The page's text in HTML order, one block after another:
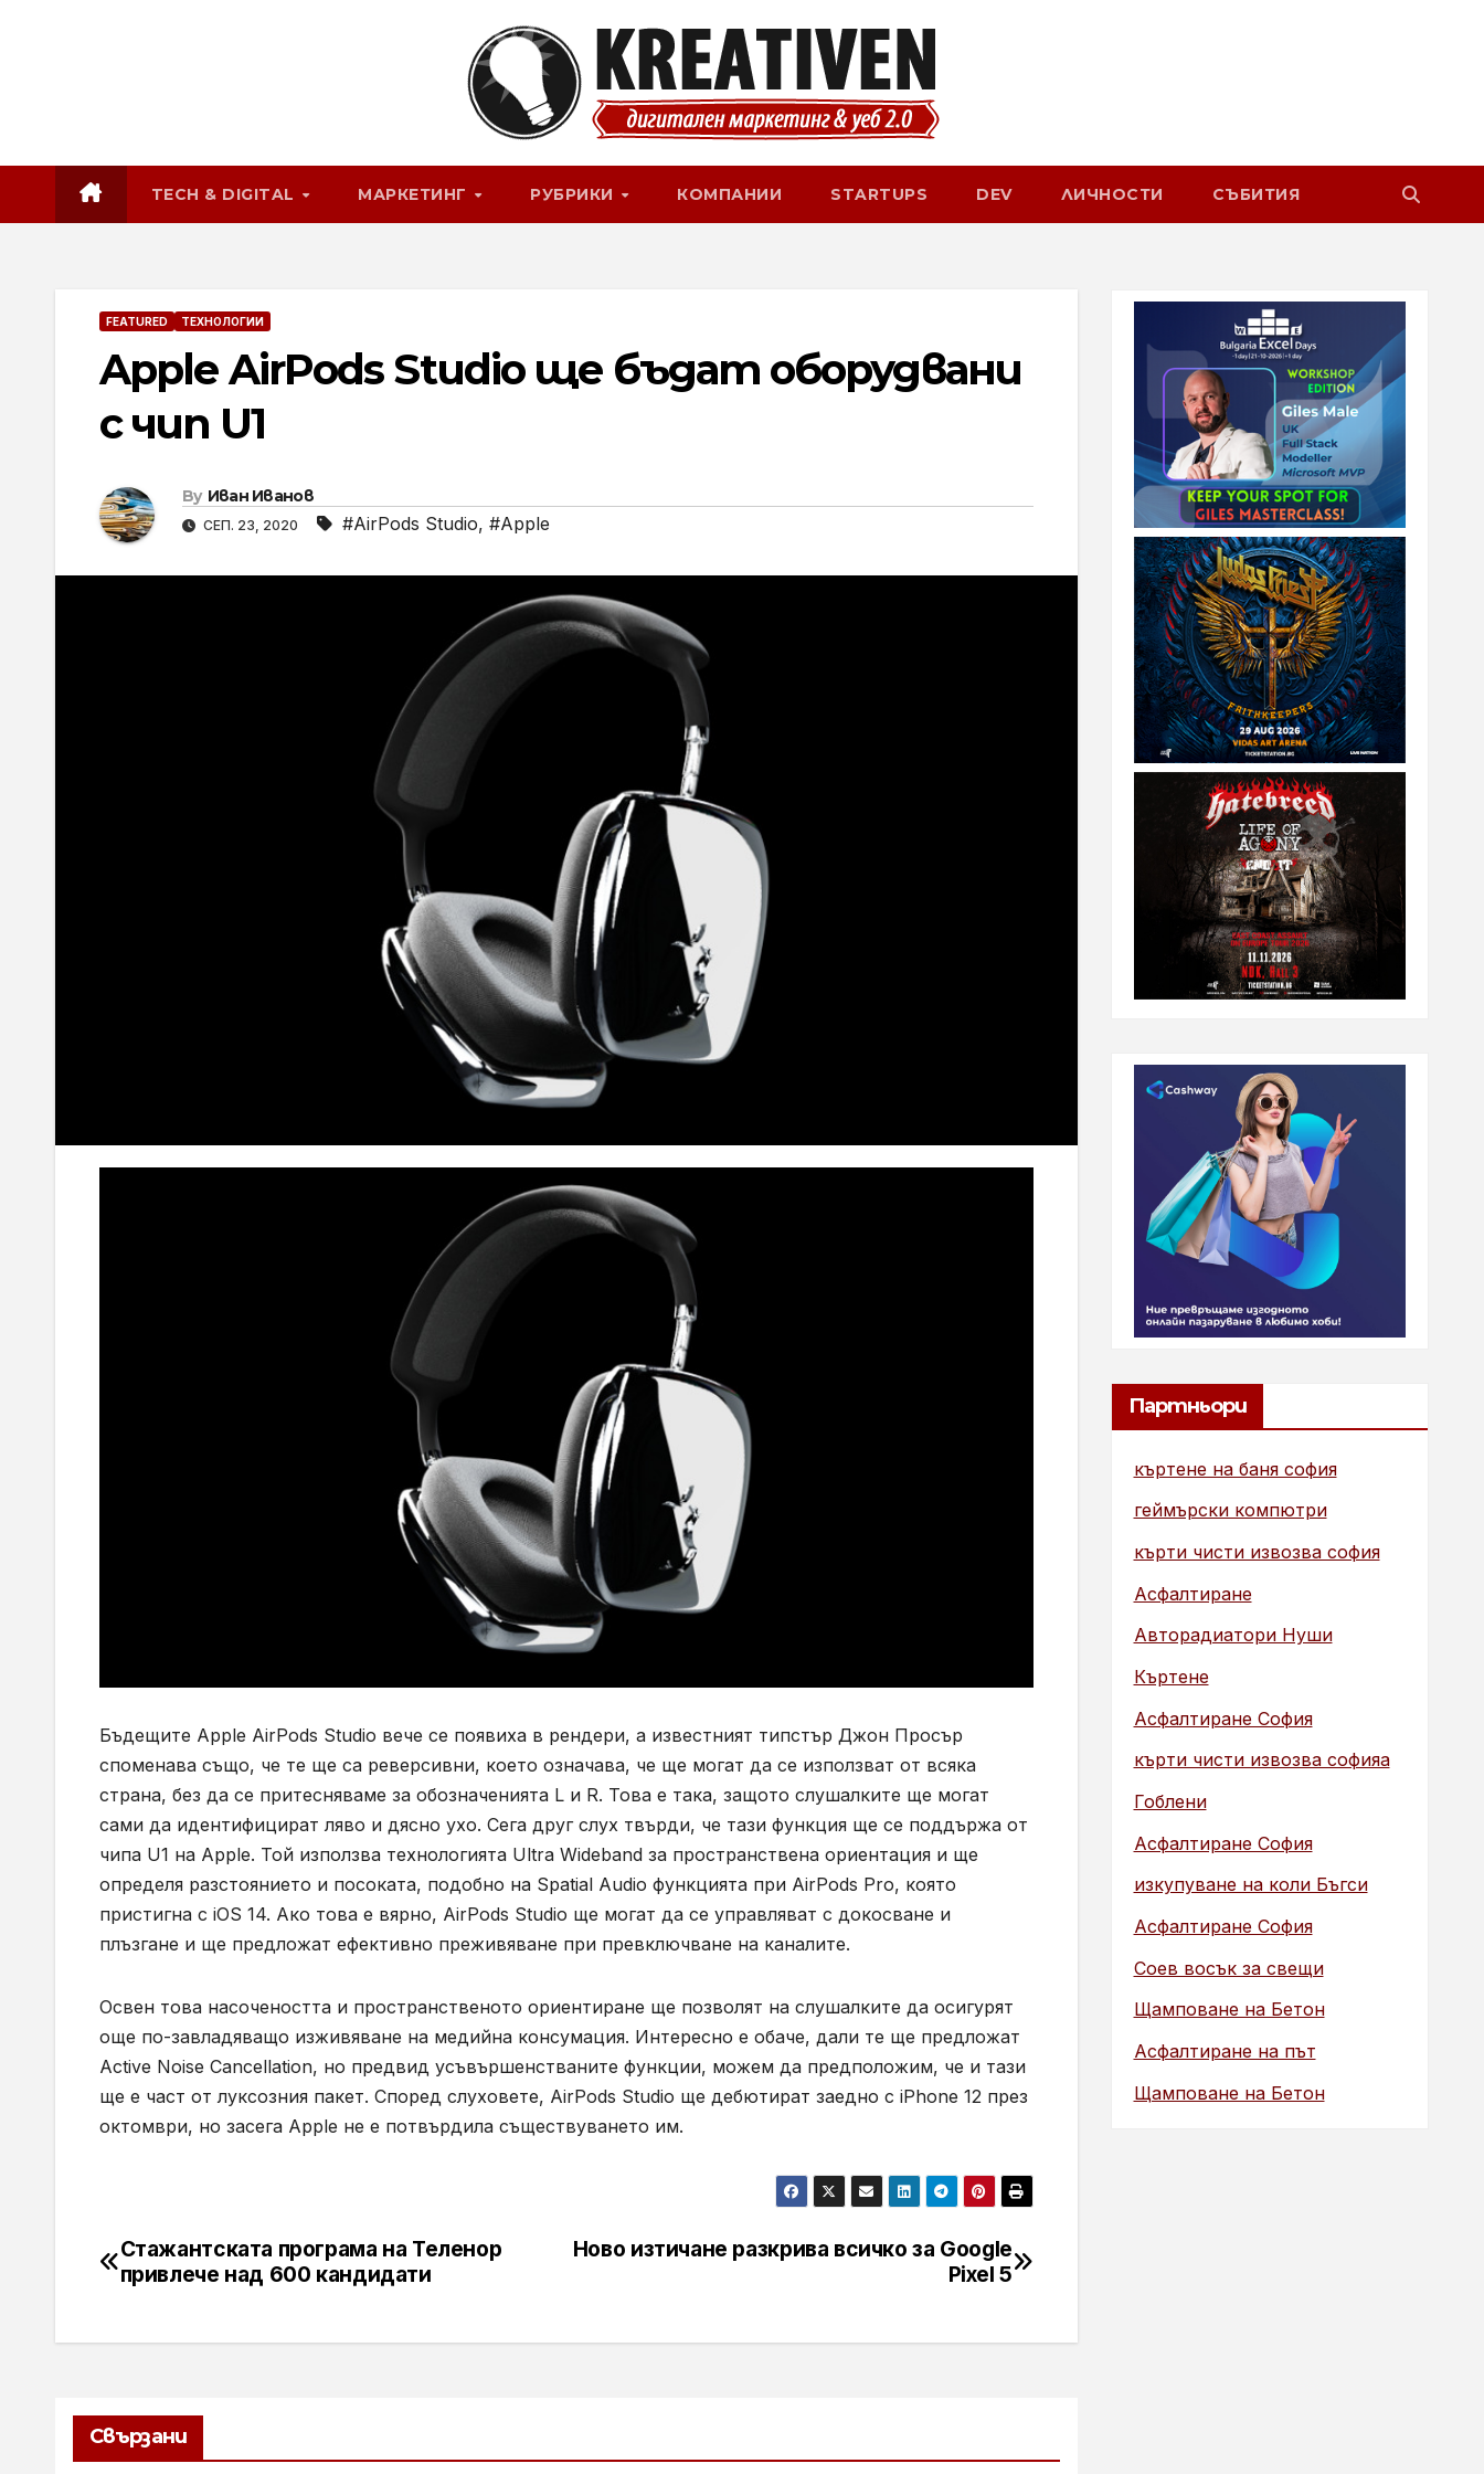
TECH & DIGITAL МАРКЕТИНГ РУБРИКИ КОМПАНИИ STARTUPS DEV ЛИЧНОСТИ СЪБИТИЯ
FEATURED ТЕХНОЛОГИИ
Apple AirPods Studio ще бъдат оборудвани
с чип U1
By Иван Иванов
СЕП. 23, 2020 #AirPods Studio, #Apple
Бъдещите Apple AirPods Studio вече се появиха в рендери, а известният типстър Джон Просър
споменава също, че те ще са реверсивни, което означава, че ще могат да се използват от всяка
страна, без да се притесняваме за обозначенията L и R. Това е така, защото слушалките ще могат
сами да идентифицират ляво и дясно ухо. Сега друг слух твърди, че тази функция ще се поддържа от
чипа U1 на Apple. Той използва технологията Ultra Wideband за пространствена ориентация и ще
определя разстоянието и посоката, подобно на Spatial Audio функцията при AirPods Pro, която
пристигна с iOS 14. Ако това е вярно, AirPods Studio ще могат да се управляват с докосване и
плъзгане и ще предложат ефективно преживяване при превключване на каналите.
Освен това насочеността и пространственото ориентиране ще позволят на слушалките да осигурят
още по-завладяващо изживяване на медийна консумация. Интересно е обаче, дали те ще предложат
Active Noise Cancellation, но предвид усъвършенстваните функции, можем да предположим, че и тази
ще е част от луксозния пакет. Според слуховете, AirPods Studio ще дебютират заедно с iPhone 12 през
октомври, но засега Apple не е потвърдила съществуването им.
Навигация
Ново изтичане разкрива всичко за Google
Pixel 5
Стажантската програма на Теленор
привлече над 600 кандидати
Свързани
Партньори
къртене на баня софия
геймърски компютри
кърти чисти извозва софия
Асфалтиране
Авторадиатори Нуши
Къртене
Асфалтиране София
кърти чисти извозва софияа
Гоблени
Асфалтиране София
изкупуване на коли Бъгси
Асфалтиране София
Соев восък за свещи
Щамповане на Бетон
Асфалтиране на път
Щамповане на Бетон